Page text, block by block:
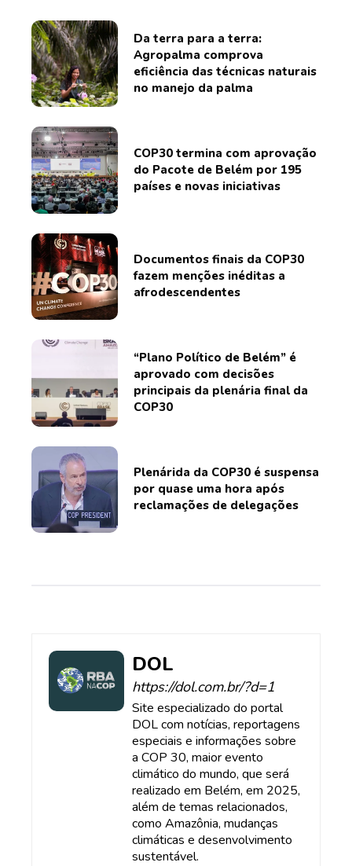
Da terra para a terra:
Agropalma comprova
eficiência das técnicas naturais
no manejo da palma
COP30 termina com aprovação
do Pacote de Belém por 195
países e novas iniciativas
Documentos finais da COP30
fazem menções inéditas a
afrodescendentes
“Plano Político de Belém” é
aprovado com decisões
principais da plenária final da
COP30
Plenárida da COP30 é suspensa
por quase uma hora após
reclamações de delegações
DOL
https://dol.com.br/?d=1
Site especializado do portal
DOL com notícias, reportagens
especiais e informações sobre
a COP 30, maior evento
climático do mundo, que será
realizado em Belém, em 2025,
além de temas relacionados,
como Amazônia, mudanças
climáticas e desenvolvimento
sustentável.